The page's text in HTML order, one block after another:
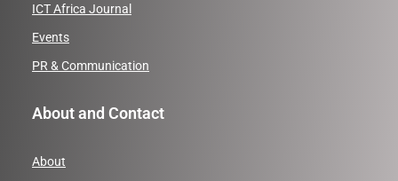
ICT Africa Journal
Events
PR & Communication
About and Contact
About